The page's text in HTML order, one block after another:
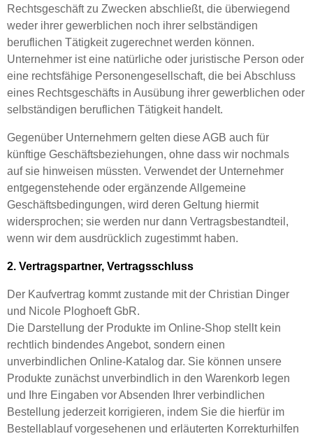
Rechtsgeschäft zu Zwecken abschließt, die überwiegend
weder ihrer gewerblichen noch ihrer selbständigen
beruflichen Tätigkeit zugerechnet werden können.
Unternehmer ist eine natürliche oder juristische Person oder
eine rechtsfähige Personengesellschaft, die bei Abschluss
eines Rechtsgeschäfts in Ausübung ihrer gewerblichen oder
selbständigen beruflichen Tätigkeit handelt.
Gegenüber Unternehmern gelten diese AGB auch für
künftige Geschäftsbeziehungen, ohne dass wir nochmals
auf sie hinweisen müssten. Verwendet der Unternehmer
entgegenstehende oder ergänzende Allgemeine
Geschäftsbedingungen, wird deren Geltung hiermit
widersprochen; sie werden nur dann Vertragsbestandteil,
wenn wir dem ausdrücklich zugestimmt haben.
2. Vertragspartner, Vertragsschluss
Der Kaufvertrag kommt zustande mit der Christian Dinger
und Nicole Ploghoeft GbR.
Die Darstellung der Produkte im Online-Shop stellt kein
rechtlich bindendes Angebot, sondern einen
unverbindlichen Online-Katalog dar. Sie können unsere
Produkte zunächst unverbindlich in den Warenkorb legen
und Ihre Eingaben vor Absenden Ihrer verbindlichen
Bestellung jederzeit korrigieren, indem Sie die hierfür im
Bestellablauf vorgesehenen und erläuterten Korrekturhilfen